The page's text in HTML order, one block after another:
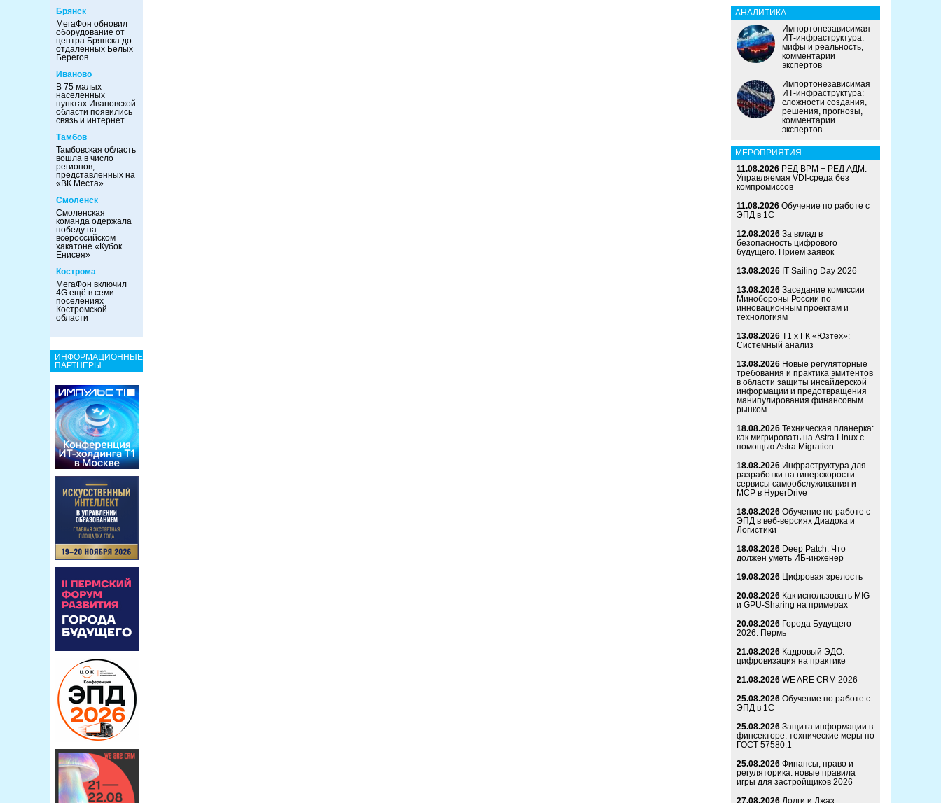
Брянск
МегаФон обновил
оборудование от
центра Брянска до
отдаленных Белых
Берегов
Иваново
В 75 малых
населённых
пунктах Ивановской
области появились
связь и интернет
Тамбов
Тамбовская область
вошла в число
регионов,
представленных на
«ВК Места»
Смоленск
Смоленская
команда одержала
победу на
всероссийском
хакатоне «Кубок
Енисея»
Кострома
МегаФон включил
4G ещё в семи
поселениях
Костромской
области
ИНФОРМАЦИОННЫЕ
ПАРТНЕРЫ
АНАЛИТИКА
Импортонезависимая
ИТ-инфраструктура:
мифы и реальность,
комментарии
экспертов
Импортонезависимая
ИТ-инфраструктура:
сложности создания,
решения, прогнозы,
комментарии
экспертов
МЕРОПРИЯТИЯ
11.08.2026 РЕД ВРМ + РЕД АДМ:
Управляемая VDI-среда без
компромиссов
11.08.2026 Обучение по работе с
ЭПД в 1С
12.08.2026 За вклад в
безопасность цифрового
будущего. Прием заявок
13.08.2026 IT Sailing Day 2026
13.08.2026 Заседание комиссии
Минобороны России по
инновационным проектам и
технологиям
13.08.2026 Т1 x ГК «Юзтех»:
Системный анализ
13.08.2026 Новые регуляторные
требования и практика эмитентов
в области защиты инсайдерской
информации и предотвращения
манипулирования финансовым
рынком
18.08.2026 Техническая планерка:
как мигрировать на Astra Linux с
помощью Astra Migration
18.08.2026 Инфраструктура для
разработки на гиперскорости:
сервисы самообслуживания и
MCP в HyperDrive
18.08.2026 Обучение по работе с
ЭПД в веб-версиях Диадока и
Логистики
18.08.2026 Deep Patch: Что
должен уметь ИБ-инженер
19.08.2026 Цифровая зрелость
20.08.2026 Как использовать MIG
и GPU-Sharing на примерах
20.08.2026 Города Будущего
2026. Пермь
21.08.2026 Кадровый ЭДО:
цифровизация на практике
21.08.2026 WE ARE CRM 2026
25.08.2026 Обучение по работе с
ЭПД в 1С
25.08.2026 Защита информации в
финсекторе: технические меры по
ГОСТ 57580.1
25.08.2026 Финансы, право и
регуляторика: новые правила
игры для застройщиков 2026